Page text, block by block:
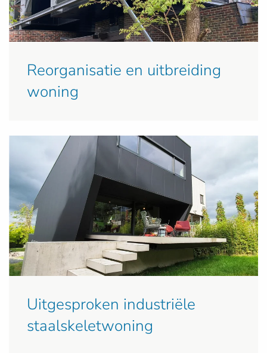
Reorganisatie en uitbreiding
woning
Uitgesproken industriële
staalskeletwoning